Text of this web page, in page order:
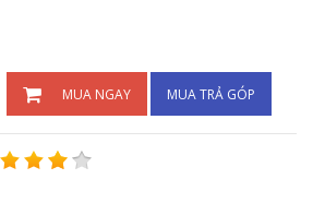
MUA NGAY MUA TRẢ GÓP